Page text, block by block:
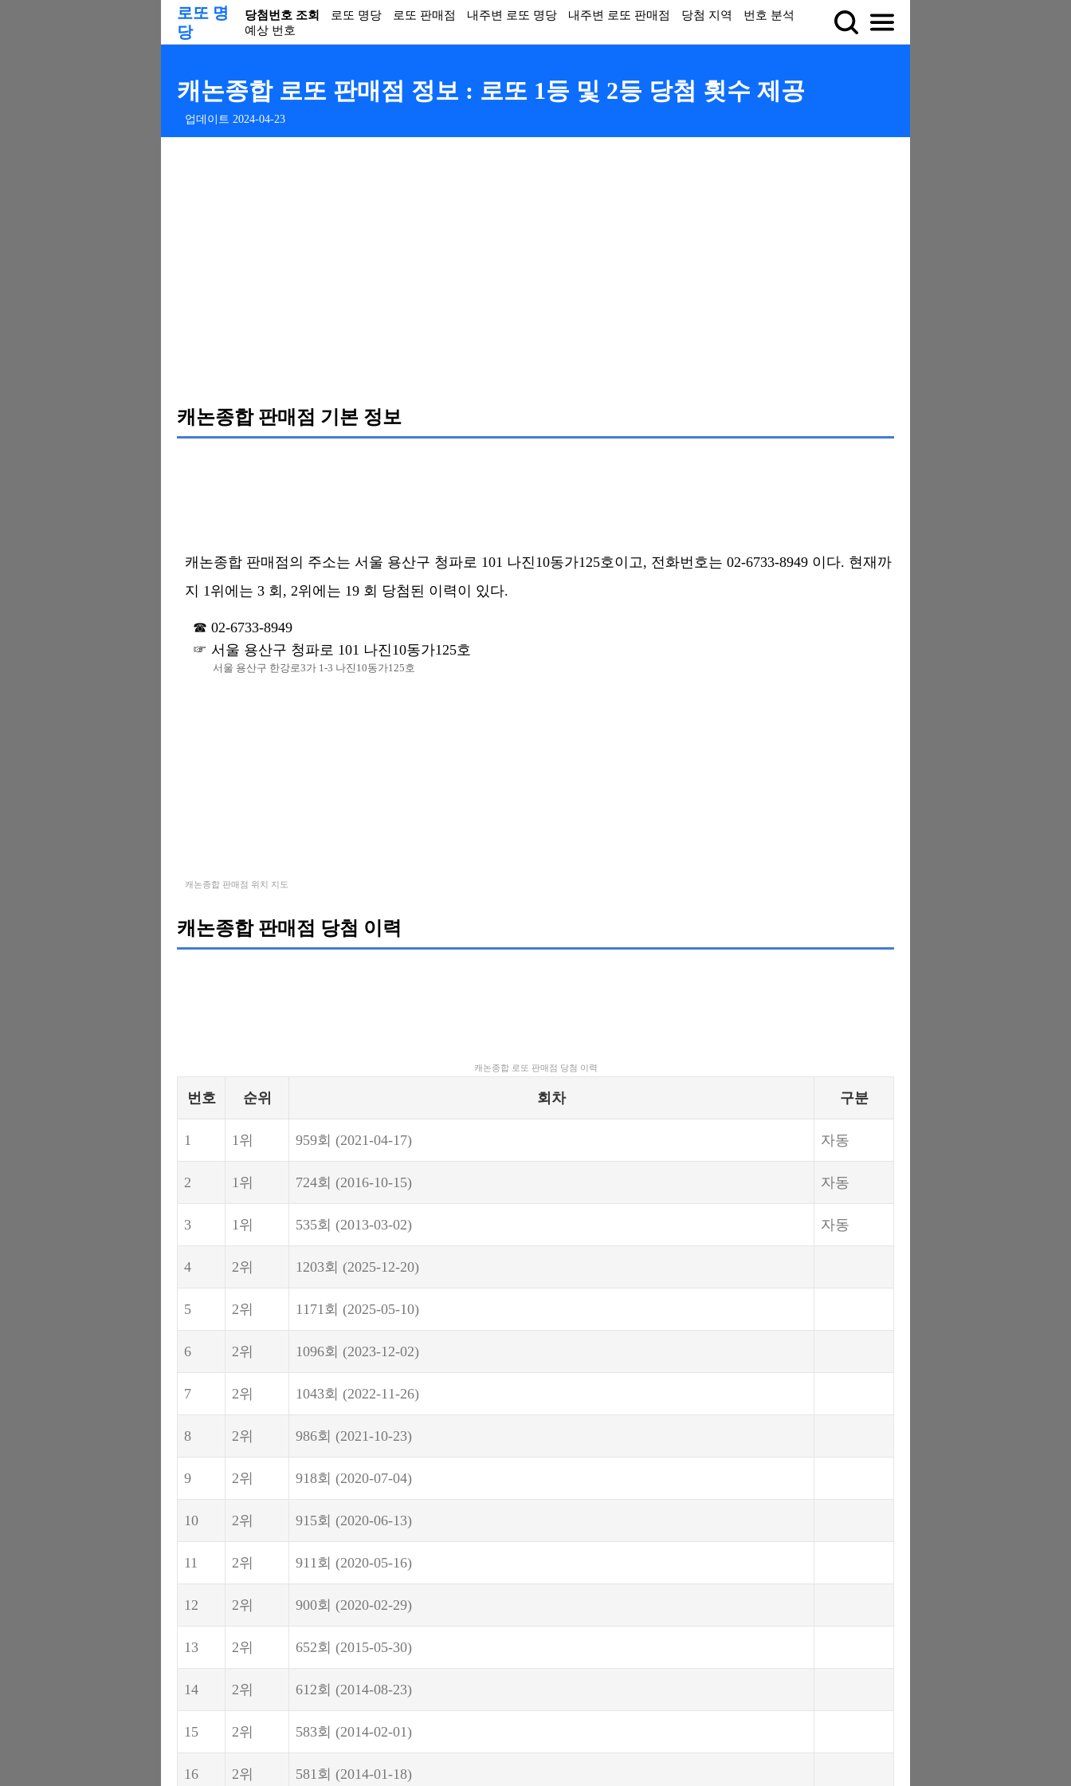
로또 명
당
당첨번호 조회 로또 명당 로또 판매점 내주변 로또 명당 내주변 로또 판매점 당첨 지역
번호 분석
예상 번호
캐논종합 로또 판매점 정보 : 로또 1등 및 2등 당첨 횟수 제공
업데이트 2024-04-23
캐논종합 판매점 기본 정보
캐논종합 판매점의 주소는 서울 용산구 청파로 101 나진10동가125호이고, 전화번호는 02-6733-8949 이다. 현재까
지 1위에는 3 회, 2위에는 19 회 당첨된 이력이 있다.
02-6733-8949
서울 용산구 청파로 101 나진10동가125호
서울 용산구 한강로3가 1-3 나진10동가125호
캐논종합 판매점 위치 지도
캐논종합 판매점 당첨 이력
캐논종합 로또 판매점 당첨 이력
번호 순위 회차 구분
1 1위 959회 (2021-04-17) 자동
2 1위 724회 (2016-10-15) 자동
3 1위 535회 (2013-03-02) 자동
4 2위 1203회 (2025-12-20)
5 2위 1171회 (2025-05-10)
6 2위 1096회 (2023-12-02)
7 2위 1043회 (2022-11-26)
8 2위 986회 (2021-10-23)
9 2위 918회 (2020-07-04)
10 2위 915회 (2020-06-13)
11 2위 911회 (2020-05-16)
12 2위 900회 (2020-02-29)
13 2위 652회 (2015-05-30)
14 2위 612회 (2014-08-23)
15 2위 583회 (2014-02-01)
16 2위 581회 (2014-01-18)